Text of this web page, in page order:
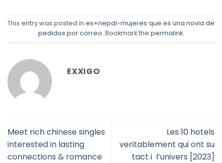
This entry was posted in es+nepal-mujeres que es una novia de
pedidos por correo. Bookmark the permalink.
EXXIGO
Meet rich chinese singles
interested in lasting
connections & romance
Les 10 hotels
veritablement qui ont su
tact i l’univers [2023]